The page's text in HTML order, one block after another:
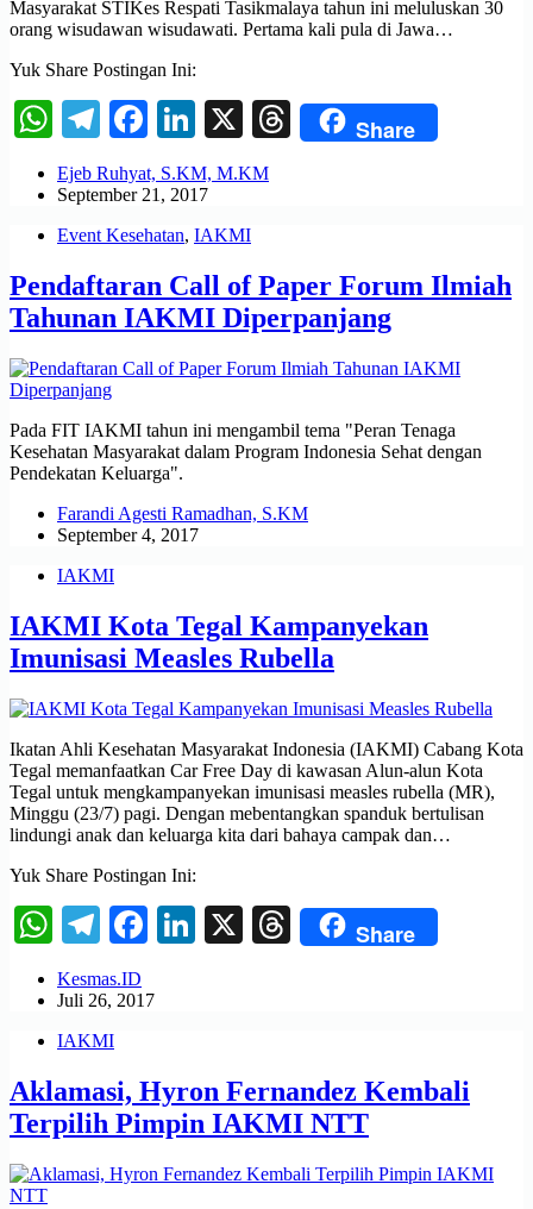
Masyarakat STIKes Respati Tasikmalaya tahun ini meluluskan 30
orang wisudawan wisudawati. Pertama kali pula di Jawa…
Yuk Share Postingan Ini:
WhatsApp
Telegram
Facebook
LinkedIn
X Threads
Share
Ejeb Ruhyat, S.KM, M.KM
September 21, 2017
Event Kesehatan, IAKMI
Pendaftaran Call of Paper Forum Ilmiah
Tahunan IAKMI Diperpanjang
Pada FIT IAKMI tahun ini mengambil tema "Peran Tenaga
Kesehatan Masyarakat dalam Program Indonesia Sehat dengan
Pendekatan Keluarga".
Farandi Agesti Ramadhan, S.KM
September 4, 2017
IAKMI
IAKMI Kota Tegal Kampanyekan
Imunisasi Measles Rubella
Ikatan Ahli Kesehatan Masyarakat Indonesia (IAKMI) Cabang Kota
Tegal memanfaatkan Car Free Day di kawasan Alun-alun Kota
Tegal untuk mengkampanyekan imunisasi measles rubella (MR),
Minggu (23/7) pagi. Dengan mebentangkan spanduk bertulisan
lindungi anak dan keluarga kita dari bahaya campak dan…
Yuk Share Postingan Ini:
WhatsApp
Telegram
Facebook
LinkedIn
X Threads
Share
Kesmas.ID
Juli 26, 2017
IAKMI
Aklamasi, Hyron Fernandez Kembali
Terpilih Pimpin IAKMI NTT